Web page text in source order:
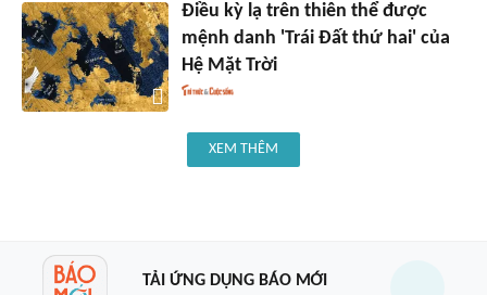
Điều kỳ lạ trên thiên thể được
mệnh danh 'Trái Đất thứ hai' của
Hệ Mặt Trời
XEM THÊM
TẢI ỨNG DỤNG BÁO MỚI